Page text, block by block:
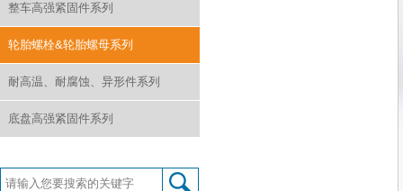
整车高强紧固件系列
轮胎螺栓&轮胎螺母系列
耐高温、耐腐蚀、异形件系列
底盘高强紧固件系列